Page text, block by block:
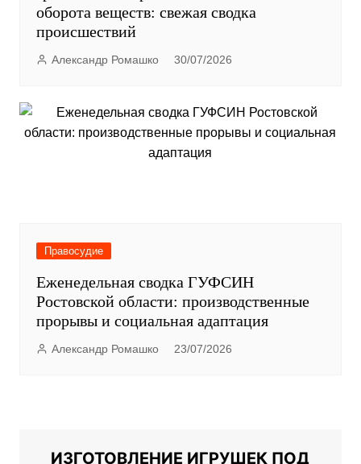
оборота веществ: свежая сводка
происшествий
Александр Ромашко 30/07/2026
Правосудие
Еженедельная сводка ГУФСИН
Ростовской области: производственные
прорывы и социальная адаптация
Александр Ромашко 23/07/2026
ИЗГОТОВЛЕНИЕ ИГРУШЕК ПОД